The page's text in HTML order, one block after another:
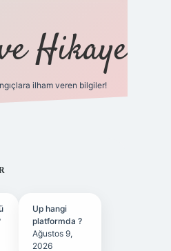
Hikaye
ilham veren bilgiler!
Up hangi
platformda ?
Ağustos 9,
2026